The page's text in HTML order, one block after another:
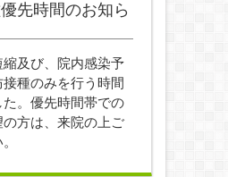
先時間のお知ら
及び、院内感染予
種のみを行う時間
。優先時間帯での
方は、来院の上ご